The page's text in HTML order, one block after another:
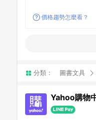
價格趨勢怎麼看？
分類： 圖書文具
Yahoo購物